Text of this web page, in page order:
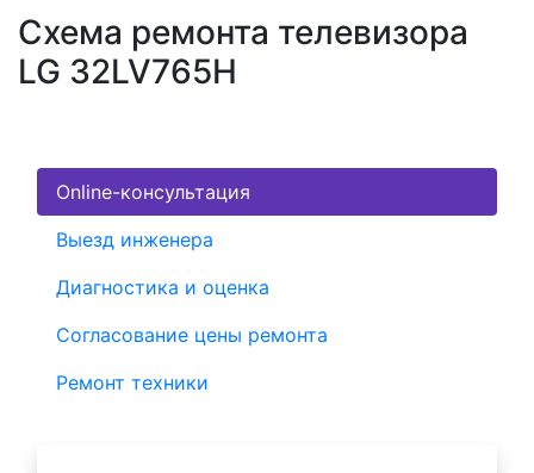
Схема ремонта телевизора
LG 32LV765H
Online-консультация
Выезд инженера
Диагностика и оценка
Согласование цены ремонта
Ремонт техники